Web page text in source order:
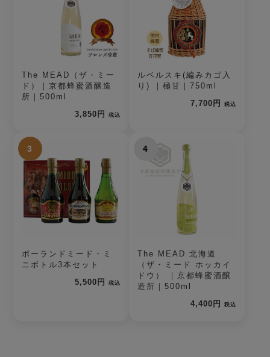
The MEAD（ザ・ミー
ド）｜京都蜂蜜酒醸造
所｜500ml
3,850円
税込
ルベルスキ(編みカゴ入
り) ｜極甘｜750ml
7,700円
税込
3
ポーランドミード・ミ
ニボトル3本セット
5,500円
税込
4
The MEAD 北海道
（ザ・ミード ホッカイ
ドウ） ｜京都蜂蜜酒醸
造所｜500ml
4,400円
税込